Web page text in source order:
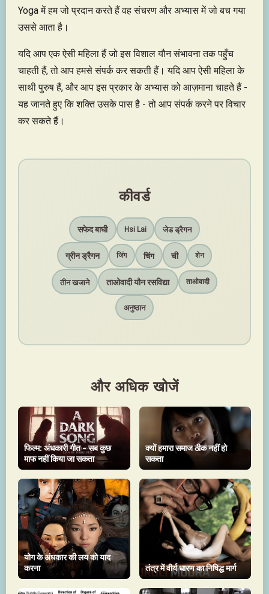
Yoga में हम जो प्रदान करते हैं वह संचरण और अभ्यास में जो बच गया
उससे आता है।
यदि आप एक ऐसी महिला हैं जो इस विशाल यौन संभावना तक पहुँच
चाहती हैं, तो आप हमसे संपर्क कर सकती हैं। यदि आप ऐसी महिला के
साथी पुरुष हैं, और आप इस प्रकार के अभ्यास को आज़माना चाहते हैं -
यह जानते हुए कि शक्ति उसके पास है - तो आप संपर्क करने पर विचार
कर सकते हैं।
कीवर्ड
सफेद बाघी Hsi Lai जेड ड्रैगन
ग्रीन ड्रैगन जिंग चिंग ची शेन
तीन खजाने ताओवादी यौन रसविद्या ताओवादी
अनुष्ठान
और अधिक खोजें
फिल्म: अंधकारी गीत - सब कुछ
माफ नहीं किया जा सकता
क्यों हमारा समाज ठीक नहीं हो
सकता
योग के अंधकार की लय को याद
करना
तंत्र में वीर्य धारण का निषिद्ध मार्ग